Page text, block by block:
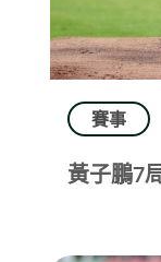
賽事
黃子鵬7